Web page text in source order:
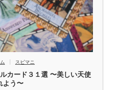
スピマニ
カード３１選 〜美しい天使
よう〜